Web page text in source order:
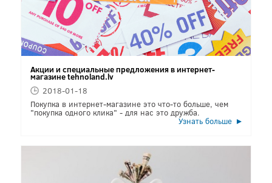
Акции и специальные предложения в интернет-
магазине tehnoland.lv
2018-01-18
Покупка в интернет-магазине это что-то больше, чем
"покупка одного клика" - для нас это дружба.
Узнать больше